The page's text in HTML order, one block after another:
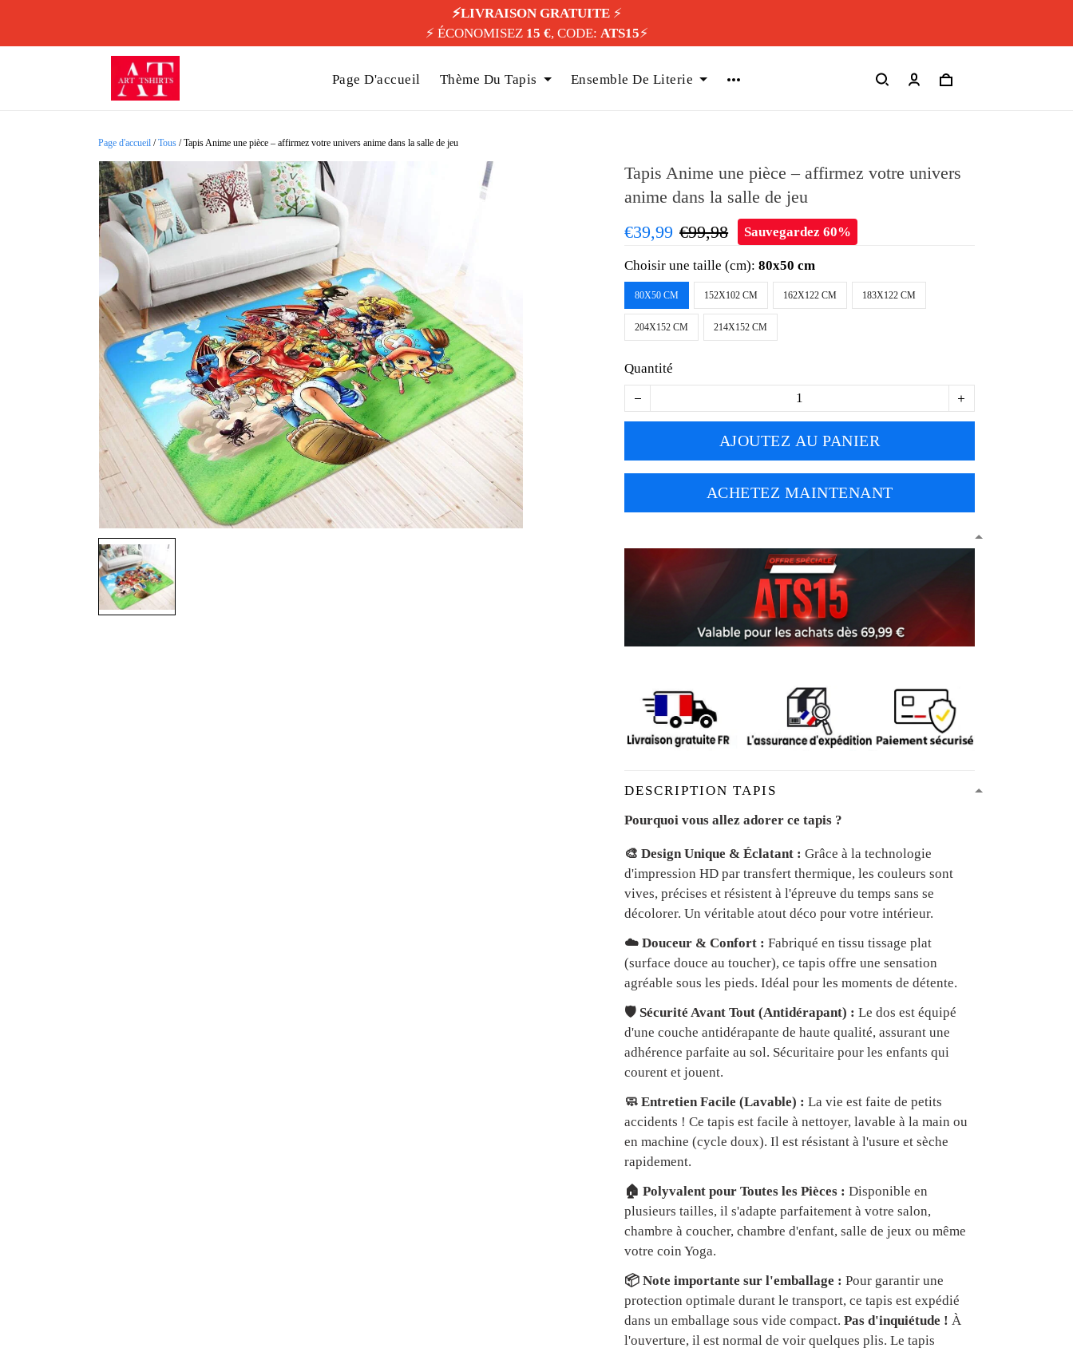
⚡️LIVRAISON GRATUITE⚡️
⚡️ ÉCONOMISEZ 15 €, CODE: ATS15⚡️
Page D'accueil Thème Du Tapis Ensemble De Literie
Page d'accueil /Tous /Tapis Anime une pièce – affirmez votre univers anime dans la salle de jeu
Tapis Anime une pièce – affirmez votre univers
anime dans la salle de jeu
€39,99 €99,98 Sauvegardez 60%
Choisir une taille (cm):80x50 cm
80X50 CM 152X102 CM 162X122 CM 183X122 CM
204X152 CM 214X152 CM
Quantité
AJOUTEZ AU PANIER
ACHETEZ MAINTENANT
DESCRIPTION TAPIS
Pourquoi vous allez adorer ce tapis ?
🎨 Design Unique & Éclatant : Grâce à la technologie
d'impression HD par transfert thermique, les couleurs sont
vives, précises et résistent à l'épreuve du temps sans se
décolorer. Un véritable atout déco pour votre intérieur.
☁️ Douceur & Confort : Fabriqué en tissu tissage plat
(surface douce au toucher), ce tapis offre une sensation
agréable sous les pieds. Idéal pour les moments de détente.
🛡️ Sécurité Avant Tout (Antidérapant) : Le dos est équipé
d'une couche antidérapante de haute qualité, assurant une
adhérence parfaite au sol. Sécuritaire pour les enfants qui
courent et jouent.
🧼 Entretien Facile (Lavable) : La vie est faite de petits
accidents ! Ce tapis est facile à nettoyer, lavable à la main ou
en machine (cycle doux). Il est résistant à l'usure et sèche
rapidement.
🏠 Polyvalent pour Toutes les Pièces : Disponible en
plusieurs tailles, il s'adapte parfaitement à votre salon,
chambre à coucher, chambre d'enfant, salle de jeux ou même
votre coin Yoga.
📦 Note importante sur l'emballage : Pour garantir une
protection optimale durant le transport, ce tapis est expédié
dans un emballage sous vide compact.Pas d'inquiétude ! À
l'ouverture, il est normal de voir quelques plis. Le tapis